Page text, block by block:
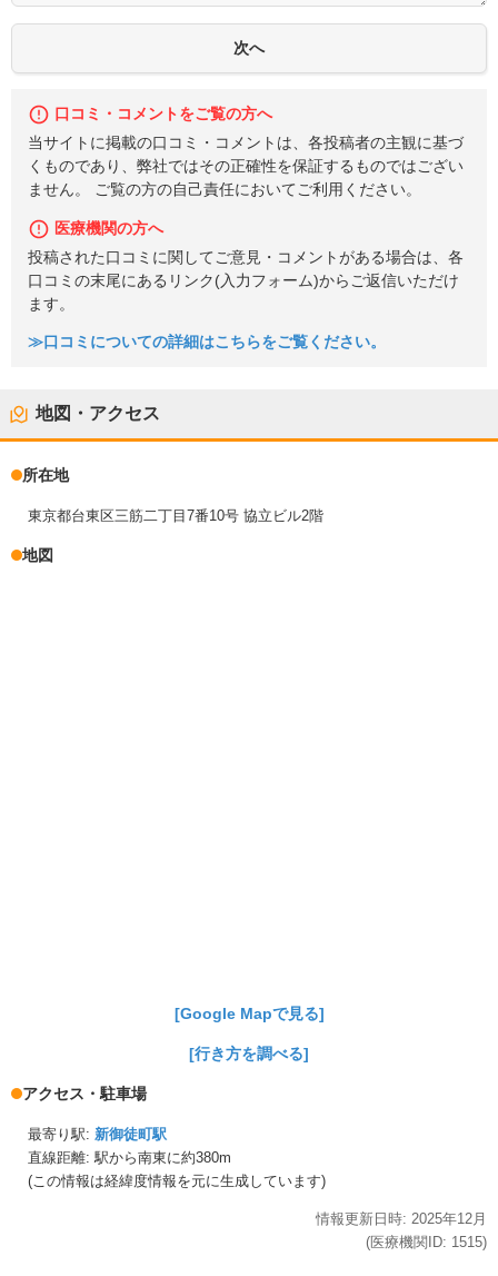
口コミ・コメントをご覧の方へ
当サイトに掲載の口コミ・コメントは、各投稿者の主観に基づ
くものであり、弊社ではその正確性を保証するものではござい
ません。 ご覧の方の自己責任においてご利用ください。
医療機関の方へ
投稿された口コミに関してご意見・コメントがある場合は、各
口コミの末尾にあるリンク(入力フォーム)からご返信いただけ
ます。
≫口コミについての詳細はこちらをご覧ください。
地図・アクセス
所在地
東京都台東区三筋二丁目7番10号 協立ビル2階
地図
[Google Mapで見る]
[行き方を調べる]
アクセス・駐車場
最寄り駅: 新御徒町駅
直線距離: 駅から南東に約380m
(この情報は経緯度情報を元に生成しています)
情報更新日時: 2025年12月
(医療機関ID: 1515)